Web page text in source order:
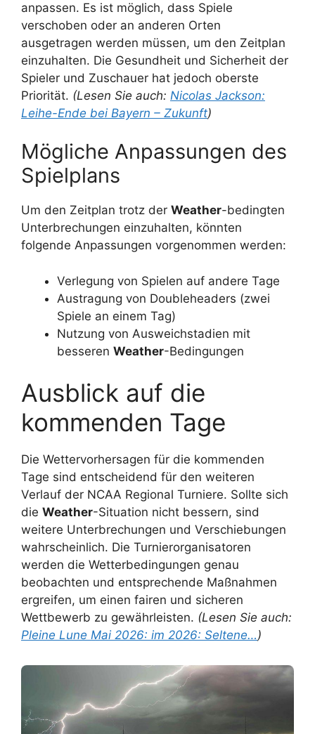
anpassen. Es ist möglich, dass Spiele
verschoben oder an anderen Orten
ausgetragen werden müssen, um den Zeitplan
einzuhalten. Die Gesundheit und Sicherheit der
Spieler und Zuschauer hat jedoch oberste
Priorität. (Lesen Sie auch: Nicolas Jackson:
Leihe-Ende bei Bayern – Zukunft)
Mögliche Anpassungen des
Spielplans
Um den Zeitplan trotz der Weather-bedingten
Unterbrechungen einzuhalten, könnten
folgende Anpassungen vorgenommen werden:
Verlegung von Spielen auf andere Tage
Austragung von Doubleheaders (zwei
Spiele an einem Tag)
Nutzung von Ausweichstadien mit
besseren Weather-Bedingungen
Ausblick auf die
kommenden Tage
Die Wettervorhersagen für die kommenden
Tage sind entscheidend für den weiteren
Verlauf der NCAA Regional Turniere. Sollte sich
die Weather-Situation nicht bessern, sind
weitere Unterbrechungen und Verschiebungen
wahrscheinlich. Die Turnierorganisatoren
werden die Wetterbedingungen genau
beobachten und entsprechende Maßnahmen
ergreifen, um einen fairen und sicheren
Wettbewerb zu gewährleisten. (Lesen Sie auch:
Pleine Lune Mai 2026: im 2026: Seltene…)